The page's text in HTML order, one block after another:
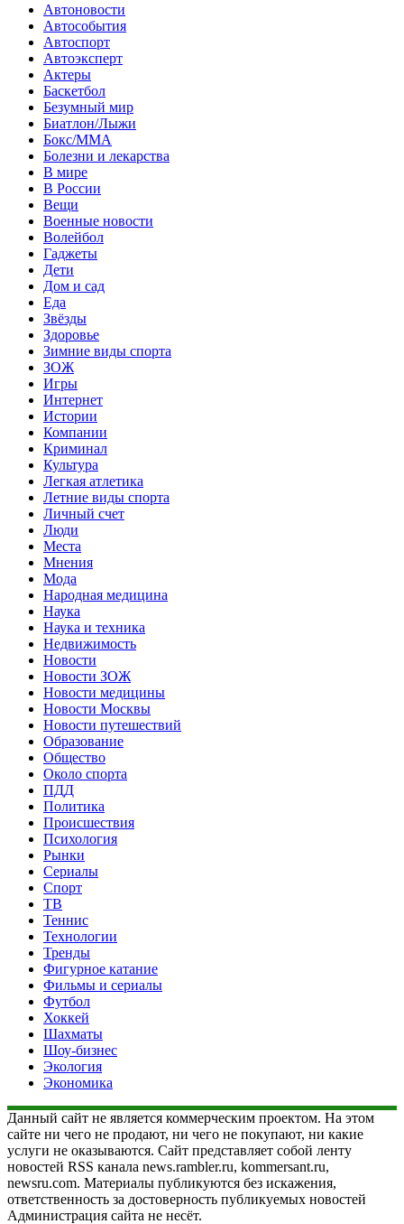
Автоновости
Автособытия
Автоспорт
Автоэксперт
Актеры
Баскетбол
Безумный мир
Биатлон/Лыжи
Бокс/MMA
Болезни и лекарства
В мире
В России
Вещи
Военные новости
Волейбол
Гаджеты
Дети
Дом и сад
Еда
Звёзды
Здоровье
Зимние виды спорта
ЗОЖ
Игры
Интернет
Истории
Компании
Криминал
Культура
Легкая атлетика
Летние виды спорта
Личный счет
Люди
Места
Мнения
Мода
Народная медицина
Наука
Наука и техника
Недвижимость
Новости
Новости ЗОЖ
Новости медицины
Новости Москвы
Новости путешествий
Образование
Общество
Около спорта
ПДД
Политика
Происшествия
Психология
Рынки
Сериалы
Спорт
ТВ
Теннис
Технологии
Тренды
Фигурное катание
Фильмы и сериалы
Футбол
Хоккей
Шахматы
Шоу-бизнес
Экология
Экономика
Данный сайт не является коммерческим проектом. На этом
сайте ни чего не продают, ни чего не покупают, ни какие
услуги не оказываются. Сайт представляет собой ленту
новостей RSS канала news.rambler.ru, kommersant.ru,
newsru.com. Материалы публикуются без искажения,
ответственность за достоверность публикуемых новостей
Администрация сайта не несёт.